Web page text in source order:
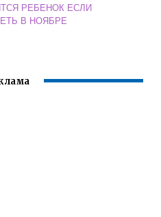
РЕБЕНОК ЕСЛИ
В НОЯБРЕ